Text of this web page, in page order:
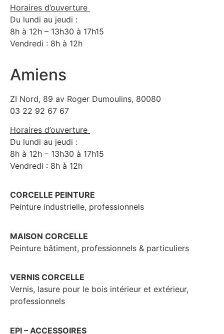
Horaires d’ouverture
Du lundi au jeudi :
8h à 12h – 13h30 à 17h15
Vendredi : 8h à 12h
Amiens
ZI Nord, 89 av Roger Dumoulins, 80080
03 22 92 67 67
Horaires d’ouverture
Du lundi au jeudi :
8h à 12h – 13h30 à 17h15
Vendredi : 8h à 12h
CORCELLE PEINTURE
Peinture industrielle, professionnels
MAISON CORCELLE
Peinture bâtiment, professionnels & particuliers
VERNIS CORCELLE
Vernis, lasure pour le bois intérieur et extérieur,
professionnels
EPI – ACCESSOIRES